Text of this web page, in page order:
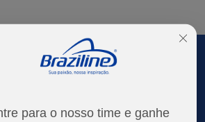
para o nosso time e ganhe
desbloqueie promoções imperdíveis!